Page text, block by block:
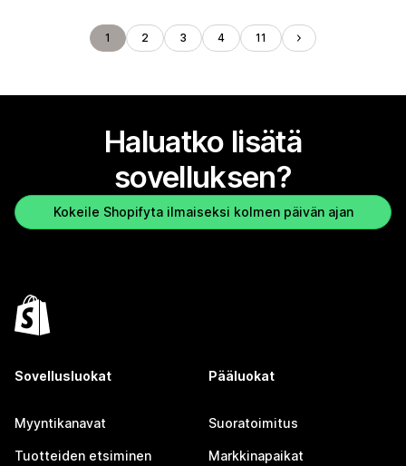
1 2 3 4 11
Haluatko lisätä
sovelluksen?
Kokeile Shopifyta ilmaiseksi kolmen päivän ajan
Sovellusluokat
Myyntikanavat
Tuotteiden etsiminen
Pääluokat
Suoratoimitus
Markkinapaikat